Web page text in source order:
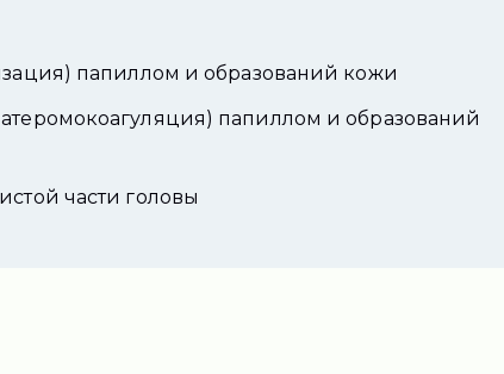
папиллом и образований кожи
папиллом и образований
части головы